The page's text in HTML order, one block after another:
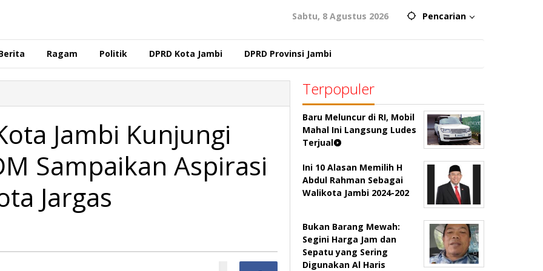
Sabtu, 8 Agustus 2026 Pencarian
Ragam Politik DPRD Kota Jambi DPRD Provinsi Jambi
Jambi Kunjungi
Sampaikan Aspirasi
Jargas
Terpopuler
Baru Meluncur di RI, Mobil
Mahal Ini Langsung Ludes
Terjual
Ini 10 Alasan Memilih H
Abdul Rahman Sebagai
Walikota Jambi 2024-202
Bukan Barang Mewah:
Segini Harga Jam dan
Sepatu yang Sering
Digunakan Al Haris